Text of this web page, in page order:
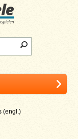
(engl.)